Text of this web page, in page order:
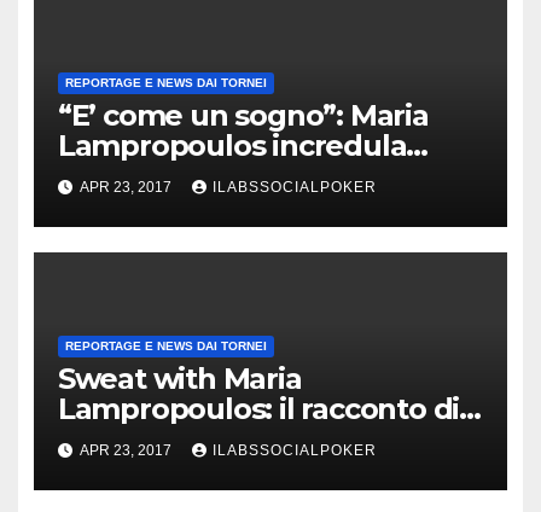
REPORTAGE E NEWS DAI TORNEI
“E’ come un sogno”: Maria
Lampropoulos incredula
dopo la vittoria al PartyPoker
Millions!
APR 23, 2017 ILABSSOCIALPOKER
REPORTAGE E NEWS DAI TORNEI
Sweat with Maria
Lampropoulos: il racconto di
Ivan Luca che raila la ragazza
al final table del Millions!
APR 23, 2017 ILABSSOCIALPOKER